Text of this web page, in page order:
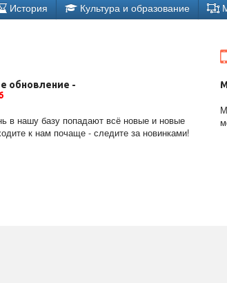
История Культура и образование
обновление -
в нашу базу попадают всё новые и новые
к нам почаще - следите за новинками!